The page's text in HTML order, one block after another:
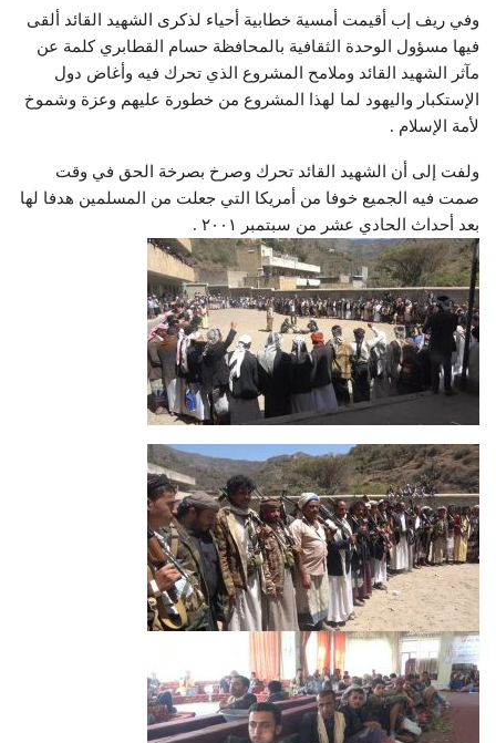
وفي ريف إب أقيمت أمسية خطابية أحياء لذكرى الشهيد القائد ألقى
فيها مسؤول الوحدة الثقافية بالمحافظة حسام القطابري كلمة عن
مآثر الشهيد القائد وملامح المشروع الذي تحرك فيه وأغاض دول
الإستكبار واليهود لما لهذا المشروع من خطورة عليهم وعزة وشموخ
لأمة الإسلام .
ولفت إلى أن الشهيد القائد تحرك وصرخ بصرخة الحق في وقت
صمت فيه الجميع خوفا من أمريكا التي جعلت من المسلمين هدفا لها
بعد أحداث الحادي عشر من سبتمبر ٢٠٠١ .